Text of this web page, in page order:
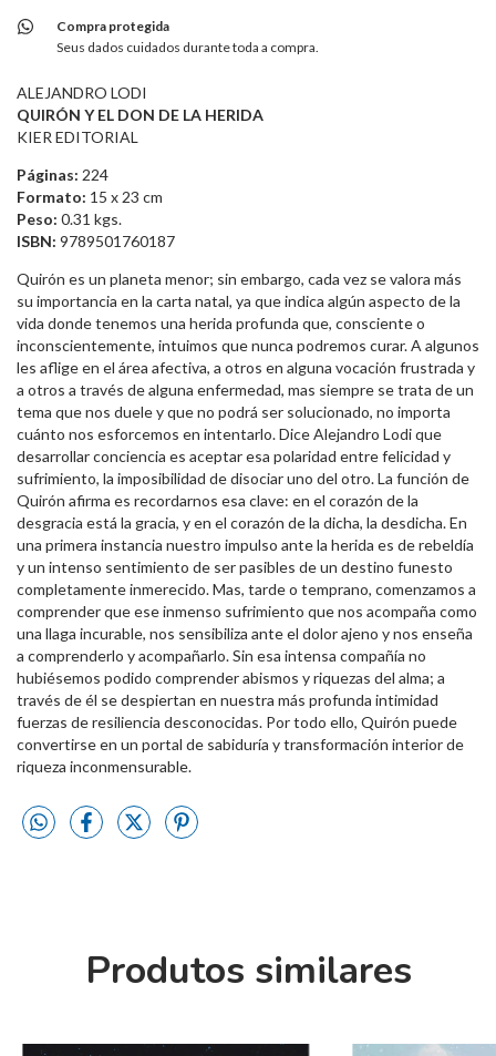
Compra protegida
Seus dados cuidados durante toda a compra.
ALEJANDRO LODI
QUIRÓN Y EL DON DE LA HERIDA
KIER EDITORIAL
Páginas: 224
Formato: 15 x 23 cm
Peso: 0.31 kgs.
ISBN: 9789501760187
Quirón es un planeta menor; sin embargo, cada vez se valora más
su importancia en la carta natal, ya que indica algún aspecto de la
vida donde tenemos una herida profunda que, consciente o
inconscientemente, intuimos que nunca podremos curar. A algunos
les aflige en el área afectiva, a otros en alguna vocación frustrada y
a otros a través de alguna enfermedad, mas siempre se trata de un
tema que nos duele y que no podrá ser solucionado, no importa
cuánto nos esforcemos en intentarlo. Dice Alejandro Lodi que
desarrollar conciencia es aceptar esa polaridad entre felicidad y
sufrimiento, la imposibilidad de disociar uno del otro. La función de
Quirón afirma es recordarnos esa clave: en el corazón de la
desgracia está la gracia, y en el corazón de la dicha, la desdicha. En
una primera instancia nuestro impulso ante la herida es de rebeldía
y un intenso sentimiento de ser pasibles de un destino funesto
completamente inmerecido. Mas, tarde o temprano, comenzamos a
comprender que ese inmenso sufrimiento que nos acompaña como
una llaga incurable, nos sensibiliza ante el dolor ajeno y nos enseña
a comprenderlo y acompañarlo. Sin esa intensa compañía no
hubiésemos podido comprender abismos y riquezas del alma; a
través de él se despiertan en nuestra más profunda intimidad
fuerzas de resiliencia desconocidas. Por todo ello, Quirón puede
convertirse en un portal de sabiduría y transformación interior de
riqueza inconmensurable.
Produtos similares